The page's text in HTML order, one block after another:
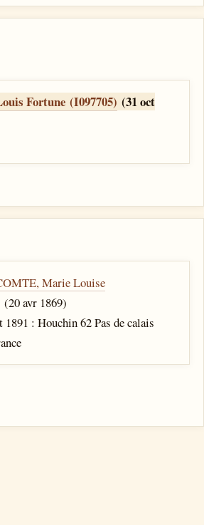
Fortune (I097705) (31 oct
Marie Louise
(20 avr 1869)
1891 : Houchin 62 Pas de calais